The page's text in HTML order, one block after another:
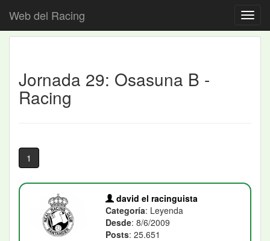
Web del Racing
Jornada 29: Osasuna B -
Racing
1
david el racinguista
Categoría: Leyenda
Desde: 8/6/2009
Posts: 25.651